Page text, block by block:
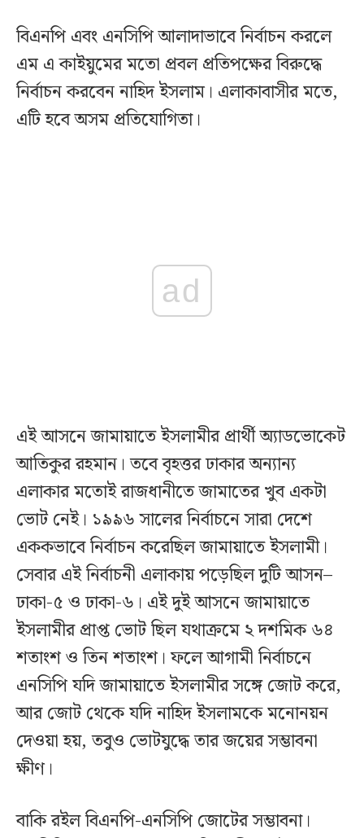
বিএনপি এবং এনসিপি আলাদাভাবে নির্বাচন করলে
এম এ কাইয়ুমের মতো প্রবল প্রতিপক্ষের বিরুদ্ধে
নির্বাচন করবেন নাহিদ ইসলাম। এলাকাবাসীর মতে,
এটি হবে অসম প্রতিযোগিতা।
ad
এই আসনে জামায়াতে ইসলামীর প্রার্থী অ্যাডভোকেট
আতিকুর রহমান। তবে বৃহত্তর ঢাকার অন্যান্য
এলাকার মতোই রাজধানীতে জামাতের খুব একটা
ভোট নেই। ১৯৯৬ সালের নির্বাচনে সারা দেশে
এককভাবে নির্বাচন করেছিল জামায়াতে ইসলামী।
সেবার এই নির্বাচনী এলাকায় পড়েছিল দুটি আসন–
ঢাকা-৫ ও ঢাকা-৬। এই দুই আসনে জামায়াতে
ইসলামীর প্রাপ্ত ভোট ছিল যথাক্রমে ২ দশমিক ৬৪
শতাংশ ও তিন শতাংশ। ফলে আগামী নির্বাচনে
এনসিপি যদি জামায়াতে ইসলামীর সঙ্গে জোট করে,
আর জোট থেকে যদি নাহিদ ইসলামকে মনোনয়ন
দেওয়া হয়, তবুও ভোটযুদ্ধে তার জয়ের সম্ভাবনা
ক্ষীণ।
বাকি রইল বিএনপি-এনসিপি জোটের সম্ভাবনা।